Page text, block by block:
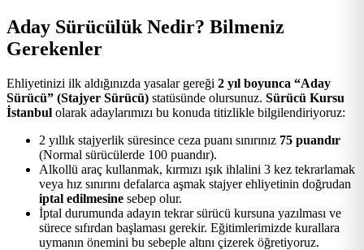
Aday Sürücülük Nedir? Bilmeniz
Gerekenler
Ehliyetinizi ilk aldığınızda yasalar gereği 2 yıl boyunca “Aday
Sürücü” (Stajyer Sürücü) statüsünde olursunuz. Sürücü Kursu
İstanbul olarak adaylarımızı bu konuda titizlikle bilgilendiriyoruz:
2 yıllık stajyerlik süresince ceza puanı sınırınız 75 puandır
(Normal sürücülerde 100 puandır).
Alkollü araç kullanmak, kırmızı ışık ihlalini 3 kez tekrarlamak
veya hız sınırını defalarca aşmak stajyer ehliyetinin doğrudan
iptal edilmesine sebep olur.
İptal durumunda adayın tekrar sürücü kursuna yazılması ve
sürece sıfırdan başlaması gerekir. Eğitimlerimizde kurallara
uymanın önemini bu sebeple altını çizerek öğretiyoruz.